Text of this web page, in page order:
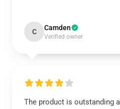
C Camden
Verified owner
The product is outstanding